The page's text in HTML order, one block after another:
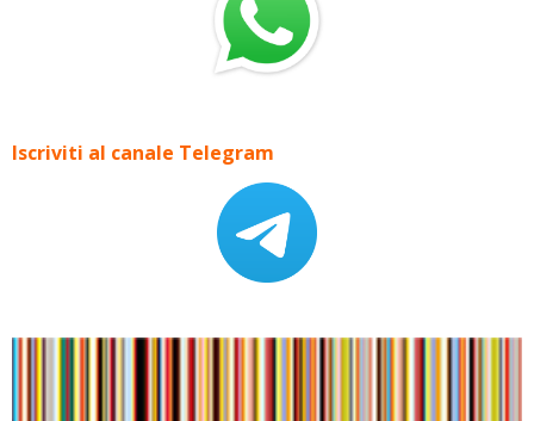
Iscriviti al canale Telegram